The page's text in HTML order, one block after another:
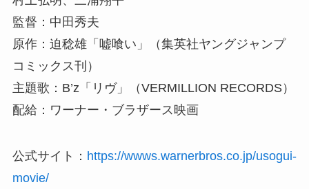
監督：中田秀夫
原作：迫稔雄「嘘喰い」（集英社ヤングジャンプ
コミックス刊）
主題歌：B’z「リヴ」（VERMILLION RECORDS）
配給：ワーナー・ブラザース映画
公式サイト： https://wwws.warnerbros.co.jp/usogui-
movie/